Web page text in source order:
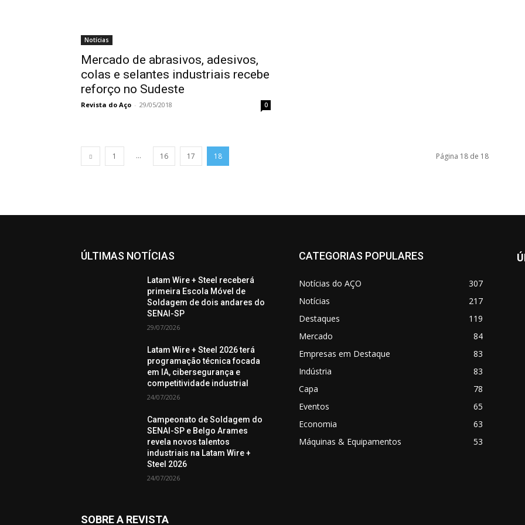
Notícias
Mercado de abrasivos, adesivos,
colas e selantes industriais recebe
reforço no Sudeste
Revista do Aço - 29/05/2018 0
1 ... 16 17 18 Página 18 de 18
ÚLTIMAS NOTÍCIAS
Latam Wire + Steel receberá
primeira Escola Móvel de
Soldagem de dois andares do
SENAI-SP
29/07/2026
Latam Wire + Steel 2026 terá
programação técnica focada
em IA, cibersegurança e
competitividade industrial
24/07/2026
Campeonato de Soldagem do
SENAI-SP e Belgo Arames
revela novos talentos
industriais na Latam Wire +
Steel 2026
24/07/2026
CATEGORIAS POPULARES
Notícias do AÇO
307
Notícias
217
Destaques
119
Mercado
84
Empresas em Destaque
83
Indústria
83
Capa
78
Eventos
65
Economia
63
Máquinas & Equipamentos
53
SOBRE A REVISTA